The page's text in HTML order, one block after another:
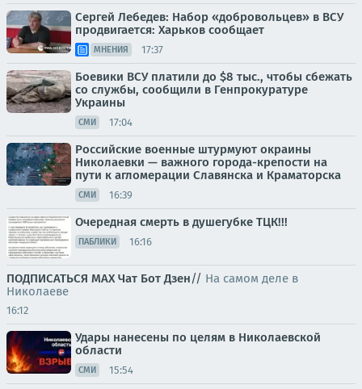
Сергей Лебедев: Набор «добровольцев» в ВСУ
продвигается: Харьков сообщает
МНЕНИЯ 17:37
Боевики ВСУ платили до $8 тыс., чтобы сбежать
со службы, сообщили в Генпрокуратуре
Украины
СМИ 17:04
Российские военные штурмуют окраины
Николаевки — важного города-крепости на
пути к агломерации Славянска и Краматорска
СМИ 16:39
Очередная смерть в душегубке ТЦК!!!
ПАБЛИКИ 16:16
ПОДПИСАТЬСЯ МАХ Чат Бот Дзен// На самом деле в
Николаеве
16:12
Удары нанесены по целям в Николаевской
области
СМИ 15:54